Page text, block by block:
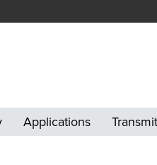
Applications